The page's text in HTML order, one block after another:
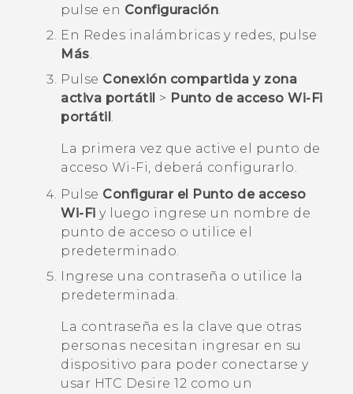
pulse en Configuración.
En Redes inalámbricas y redes, pulse
Más.
Pulse Conexión compartida y zona
activa portátil > Punto de acceso Wi-Fi
portátil .
La primera vez que active el punto de
acceso Wi‍-Fi, deberá configurarlo.
Pulse Configurar el Punto de acceso
Wi-Fi y luego ingrese un nombre de
punto de acceso o utilice el
predeterminado.
Ingrese una contraseña o utilice la
predeterminada.
La contraseña es la clave que otras
personas necesitan ingresar en su
dispositivo para poder conectarse y
usar HTC Desire 12 como un